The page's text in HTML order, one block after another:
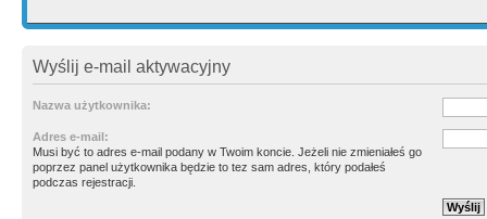
Wyślij e-mail aktywacyjny
Nazwa użytkownika:
Adres e-mail:
Musi być to adres e-mail podany w Twoim koncie. Jeżeli nie zmieniałeś go
poprzez panel użytkownika będzie to tez sam adres, który podałeś
podczas rejestracji.